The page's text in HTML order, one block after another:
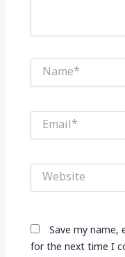
Name*
Email*
Website
Save my name,
for the next time I